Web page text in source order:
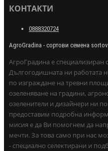
КОНТАКТИ
0888320724
AgroGradina - сортови семена
АгроГрадина е специализиран
Дългогодишната ни работата
по изграждане на тревни
озеленяване на градини,
озеленители и дизайнери ни
предоставим подробна
мисия е да Ви помогнем да
мечти. За това само при нас
- специално селектирани и